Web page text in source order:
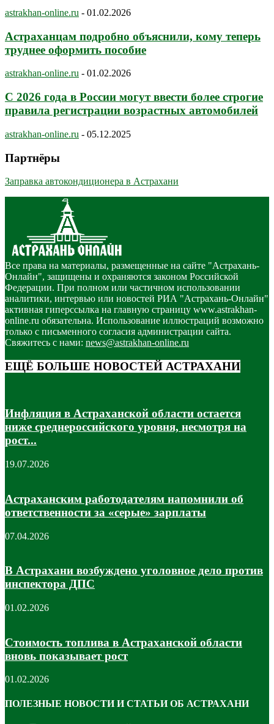
astrakhan-online.ru - 01.02.2026
Астраханцам подробно объяснили, кому теперь
труднее оформить пособие
astrakhan-online.ru - 01.02.2026
С 2026 года в России могут ввести более строгие
правила регистрации возрастных автомобилей
astrakhan-online.ru - 05.12.2025
Партнёры
Заправка автокондиционера в Астрахани
Все права на материалы, размещенные на сайте "Астрахань-
Онлайн", защищены и охраняются законом Российской
Федерации. При полном или частичном использовании
аналитики, интервью или новостей РИА "Астрахань-Онлайн"
активная гиперссылка на главную страницу www.astrakhan-
online.ru обязательна. Использование иллюстраций возможно
только с письменного согласия администрации сайта.
Свяжитесь с нами: news@astrakhan-online.ru
ЕЩЁ БОЛЬШЕ НОВОСТЕЙ АСТРАХАНИ
Инфляция в Астраханской области остается
ниже среднероссийского уровня, несмотря на
рост...
19.07.2026
Астраханским работодателям напомнили об
ответственности за «серые» зарплаты
07.04.2026
В Астрахани возбуждено уголовное дело против
инспектора ДПС
01.02.2026
Стоимость топлива в Астраханской области
вновь показывает рост
01.02.2026
ПОЛЕЗНЫЕ НОВОСТИ И СТАТЬИ ОБ АСТРАХАНИ